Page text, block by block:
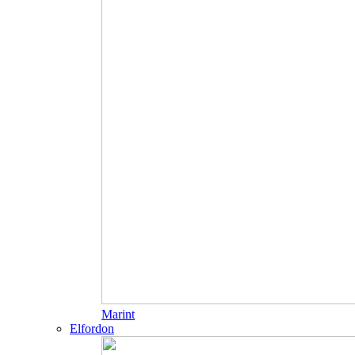
Marint
Elfordon